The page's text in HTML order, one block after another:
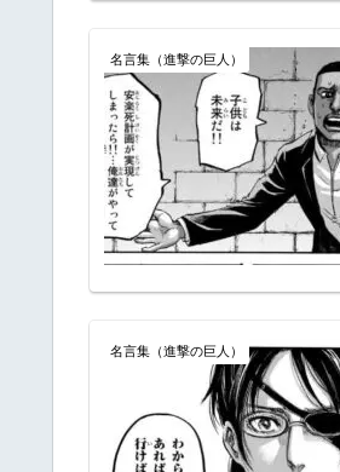
名言集（進撃の巨人）
名言集（進撃の巨人）